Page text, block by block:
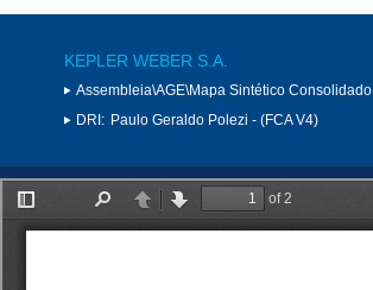
KEPLER WEBER S.A.
Assembleia\AGE\Mapa Sintético Consolidado
DRI: Paulo Geraldo Polezi - (FCA V4)